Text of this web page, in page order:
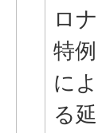
ロナ
特例
によ
る延